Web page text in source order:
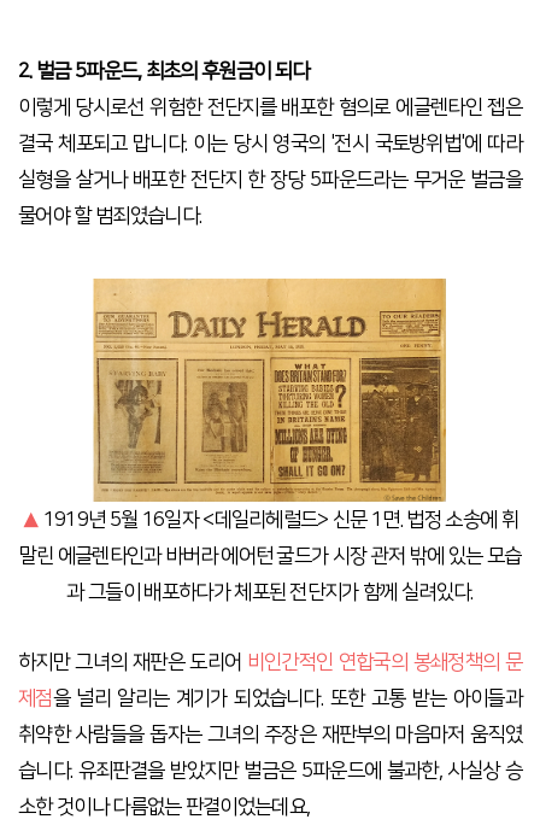
2. 벌금 5파운드, 최초의 후원금이 되다
이렇게 당시로선 위험한 전단지를 배포한 혐의로 에글렌타인 젭은
결국 체포되고 맙니다. 이는 당시 영국의 '전시 국토방위법'에 따라
실형을 살거나 배포한 전단지 한 장당 5파운드라는 무거운 벌금을
물어야 할 범죄였습니다.
▲ 1919년 5월 16일자 <데일리헤럴드> 신문 1면. 법정 소송에 휘
말린 에글렌타인과 바버라 에어턴 굴드가 시장 관저 밖에 있는 모습
과 그들이 배포하다가 체포된 전단지가 함께 실려있다.
하지만 그녀의 재판은 도리어 비인간적인 연합국의 봉쇄정책의 문
제점을 널리 알리는 계기가 되었습니다. 또한 고통 받는 아이들과
취약한 사람들을 돕자는 그녀의 주장은 재판부의 마음마저 움직였
습니다. 유죄판결을 받았지만 벌금은 5파운드에 불과한, 사실상 승
소한 것이나 다름없는 판결이었는데요,